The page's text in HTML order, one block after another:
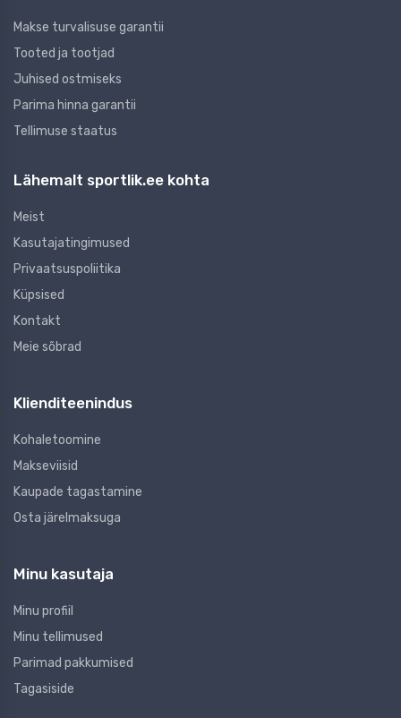
Makse turvalisuse garantii
Tooted ja tootjad
Juhised ostmiseks
Parima hinna garantii
Tellimuse staatus
Lähemalt sportlik.ee kohta
Meist
Kasutajatingimused
Privaatsuspoliitika
Küpsised
Kontakt
Meie sõbrad
Klienditeenindus
Kohaletoomine
Makseviisid
Kaupade tagastamine
Osta järelmaksuga
Minu kasutaja
Minu profiil
Minu tellimused
Parimad pakkumised
Tagasiside